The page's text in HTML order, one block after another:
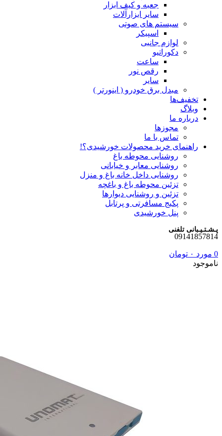
جعبه و کیف ابزار
سایر ابزارآلات
سیستم های صوتی
اسپیکر
لوازم جانبی
دکوراتیو
ساعت
رقص نور
سایر
مبدل برق خودرو ( اینورتر )
تخفیف‌ها
وبلاگ
درباره ما
مجوزها
تماس با ما
راهنمای خرید محصولات خورشیدی؟!
روشنایی محوطه باغ
روشنایی معابر و خیابانی
روشنایی داخل خانه باغ و منزل
تزئین محوطه باغ و باغچه
تزئین و روشنایی دیوارها
پکیج مسافرتی و پرتابل
پنل خورشیدی
پـشـتـیـبانی تلفنی
09141857814
0 مورد ۰ تومان
ناموجود